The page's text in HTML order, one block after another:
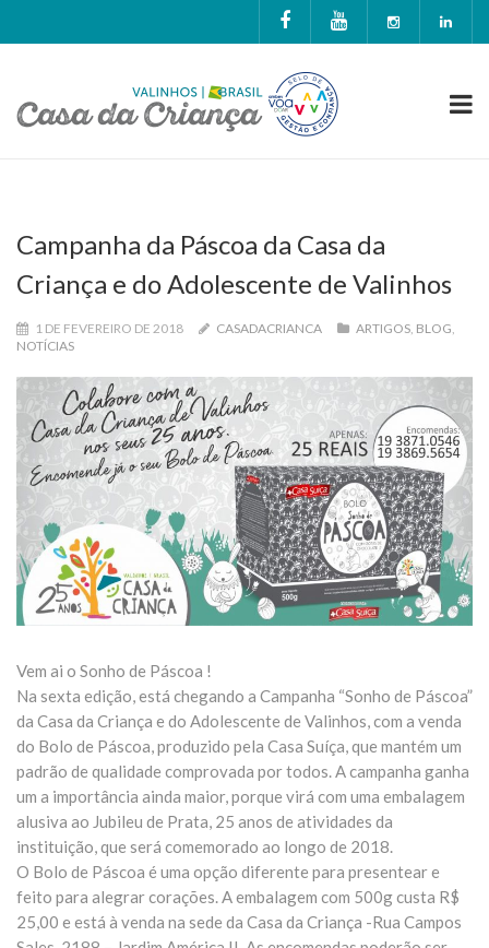
Campanha da Páscoa da Casa da
Criança e do Adolescente de Valinhos
1 DE FEVEREIRO DE 2018 CASADACRIANCA ARTIGOS, BLOG,
NOTÍCIAS
Vem ai o Sonho de Páscoa !
Na sexta edição, está chegando a Campanha “Sonho de Páscoa”
da Casa da Criança e do Adolescente de Valinhos, com a venda
do Bolo de Páscoa, produzido pela Casa Suíça, que mantém um
padrão de qualidade comprovada por todos. A campanha ganha
um a importância ainda maior, porque virá com uma embalagem
alusiva ao Jubileu de Prata, 25 anos de atividades da
instituição, que será comemorado ao longo de 2018.
O Bolo de Páscoa é uma opção diferente para presentear e
feito para alegrar corações. A embalagem com 500g custa R$
25,00 e está à venda na sede da Casa da Criança -Rua Campos